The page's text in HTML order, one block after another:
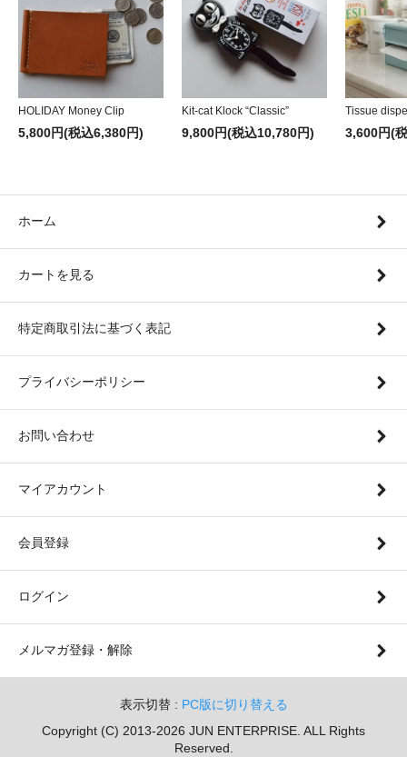
HOLIDAY Money Clip
5,800円(税込6,380円)
Kit-cat Klock “Classic”
9,800円(税込10,780円)
Tissue
3,600円(
ホーム
カートを見る
特定商取引法に基づく表記
プライバシーポリシー
お問い合わせ
マイアカウント
会員登録
ログイン
メルマガ登録・解除
表示切替 : PC版に切り替える
Copyright (C) 2013-2026 JUN ENTERPRISE. ALL Rights
Reserved.